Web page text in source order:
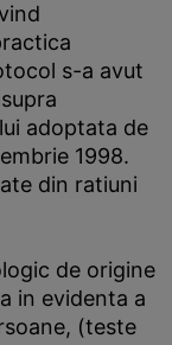
s-a avut
adoptata de
1998.
din ratiuni
de origine
in evidenta a
(teste